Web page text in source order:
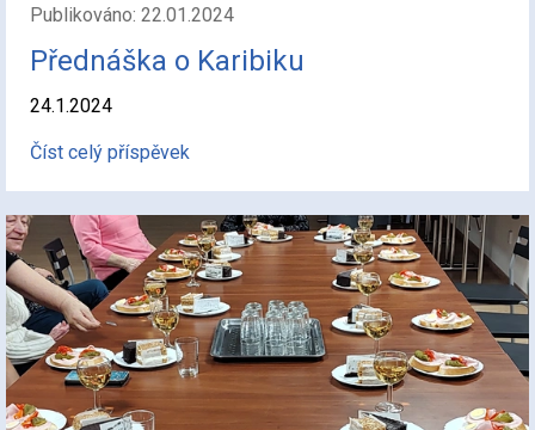
Publikováno: 22.01.2024
Přednáška o Karibiku
24.1.2024
Číst celý příspěvek